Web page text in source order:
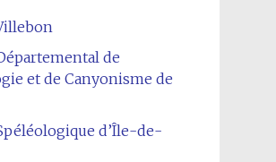
de
et de Canyonisme de
d’Île-de-